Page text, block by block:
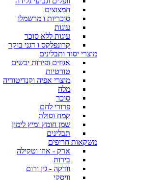
חמצוצים
סוכריות ו מרשמלו
עוגות
עוגות ללא סוכר
קרונפלקס ו דגני בוקר
מוצרי יסוד ותבלינים
אגוזים ופירות יבשים
טורטיות
מוצרי אפיה וקנדיטוריה
מלח
סוכר
פרורי לחם
קמח וסולת
שמן חומץ ומיץ לימון
תבלינים
משקאות חריפים
ארק - אוזו וטקילה
בירות
וודקה - גין ורום
וויסקי